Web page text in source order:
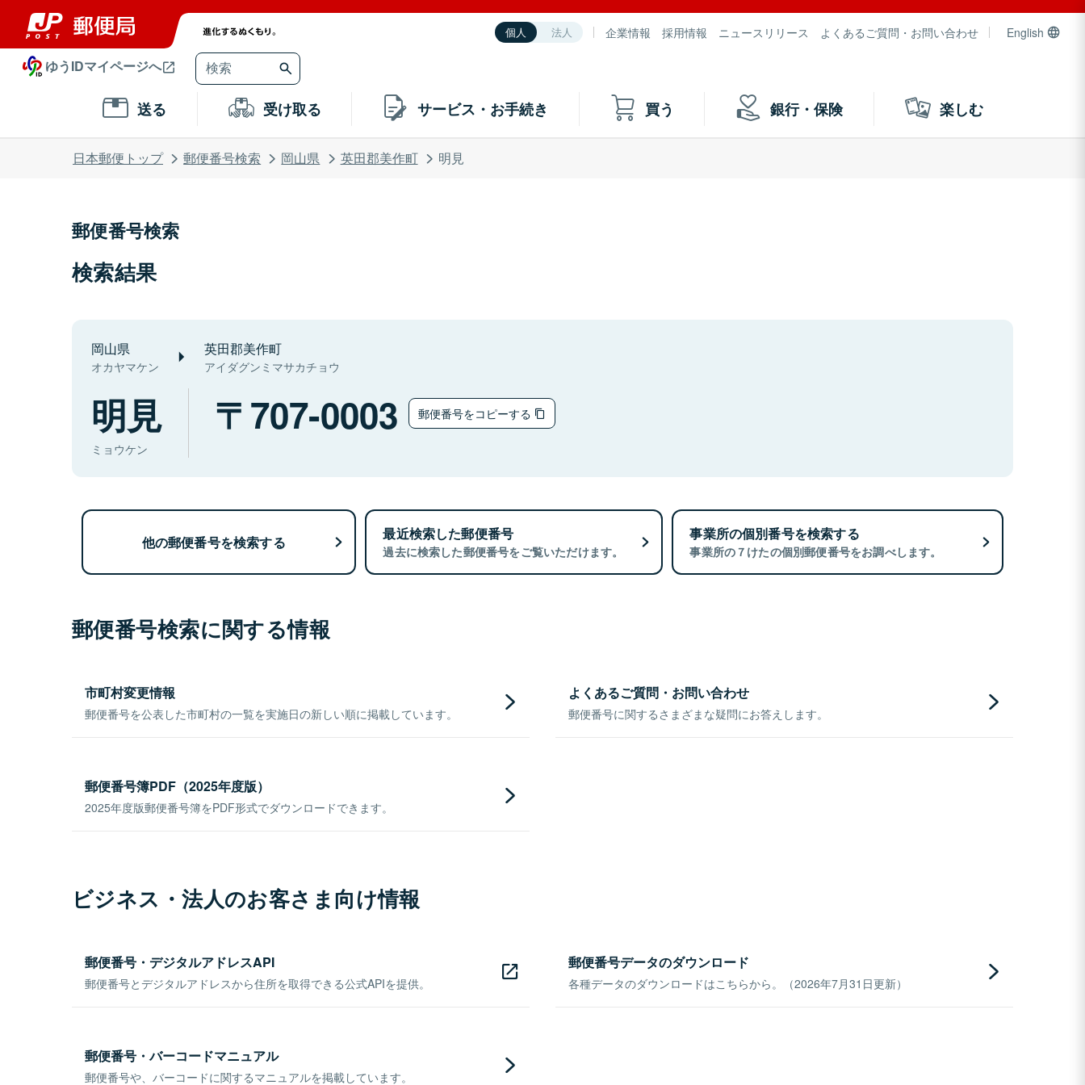
個人 法人 企業情報 採用情報 ニュースリリース よくあるご質問・お問い合わせ English
ゆうIDマイページへ
送る 受け取る サービス・お手続き 買う 銀行・保険 楽しむ
日本郵便トップ 郵便番号検索 岡山県 英田郡美作町 明見
郵便番号検索
検索結果
岡山県
オカヤマケン
英田郡美作町
アイダグンミマサカチョウ
明見
ミョウケン
707-0003 郵便番号をコピーする
他の郵便番号を検索する 最近検索した郵便番号
過去に検索した郵便番号をご覧いただけます。
事業所の個別番号を検索する
事業所の７けたの個別郵便番号をお調べします。
郵便番号検索に関する情報
市町村変更情報
郵便番号を公表した市町村の一覧を実施日の新しい順に掲載しています。
よくあるご質問・お問い合わせ
郵便番号に関するさまざまな疑問にお答えします。
郵便番号簿PDF（2025年度版）
2025年度版郵便番号簿をPDF形式でダウンロードできます。
ビジネス・法人のお客さま向け情報
郵便番号・デジタルアドレスAPI
郵便番号とデジタルアドレスから住所を取得できる公式APIを提供。
郵便番号データのダウンロード
各種データのダウンロードはこちらから。（2026年7月31日更新）
郵便番号・バーコードマニュアル
郵便番号や、バーコードに関するマニュアルを掲載しています。